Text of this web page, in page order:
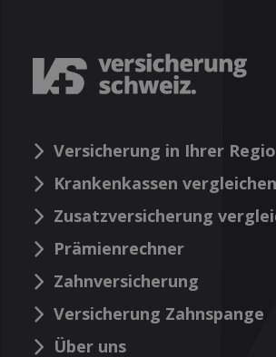
Versicherung in Ihrer
Krankenkassen vergleichen
Zusatzversicherung
Prämienrechner
Zahnversicherung
Versicherung Zahnspange
Über uns